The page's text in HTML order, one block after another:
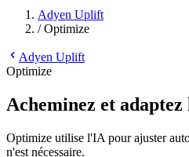
Adyen Uplift
/Optimize
Adyen Uplift
Optimize
Acheminez et
Optimize utilise l'IA pour ajuster
n'est nécessaire.